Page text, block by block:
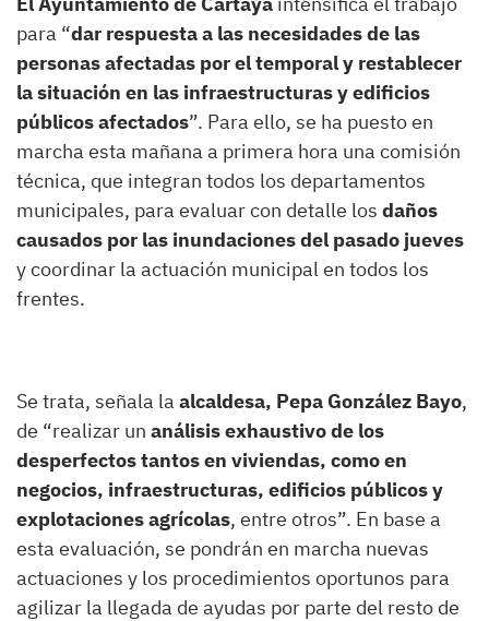
para “dar respuesta a las necesidades de las
personas afectadas por el temporal y restablecer
la situación en las infraestructuras y edificios
públicos afectados”. Para ello, se ha puesto en
marcha esta mañana a primera hora una comisión
técnica, que integran todos los departamentos
municipales, para evaluar con detalle los daños
causados por las inundaciones del pasado jueves
y coordinar la actuación municipal en todos los
frentes.
Se trata, señala la alcaldesa, Pepa González Bayo,
de “realizar un análisis exhaustivo de los
desperfectos tantos en viviendas, como en
negocios, infraestructuras, edificios públicos y
explotaciones agrícolas, entre otros”. En base a
esta evaluación, se pondrán en marcha nuevas
actuaciones y los procedimientos oportunos para
agilizar la llegada de ayudas por parte del resto de